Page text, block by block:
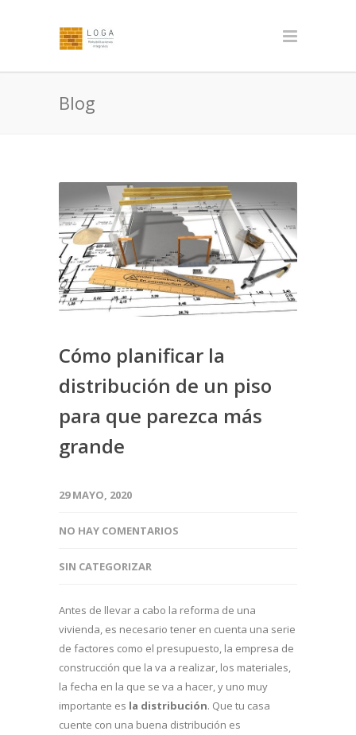
Blog
Cómo planificar la
distribución de un piso
para que parezca más
grande
29 MAYO, 2020
NO HAY COMENTARIOS
SIN CATEGORIZAR
Antes de llevar a cabo la reforma de una
vivienda, es necesario tener en cuenta una serie
de factores como el presupuesto, la empresa de
construcción que la va a realizar, los materiales,
la fecha en la que se va a hacer, y uno muy
importante es la distribución. Que tu casa
cuente con una buena distribución es